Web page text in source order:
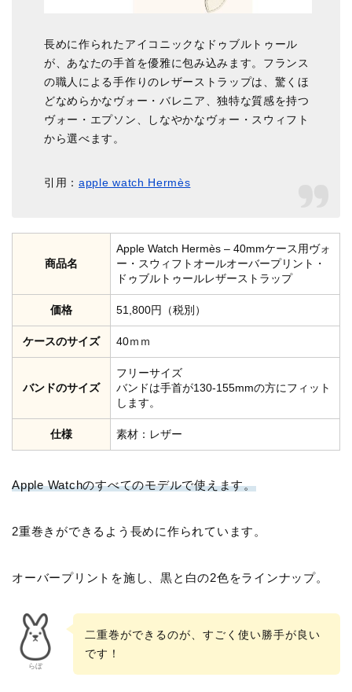
長めに作られたアイコニックなドゥブルトゥール
が、あなたの手首を優雅に包み込みます。フランス
の職人による手作りのレザーストラップは、驚くほ
どなめらかなヴォー・バレニア、独特な質感を持つ
ヴォー・エプソン、しなやかなヴォー・スウィフト
から選べます。
引用：apple watch Hermès
商品名
Apple Watch Hermès – 40mmケース用ヴォ
ー・スウィフトオールオーバープリント・
ドゥブルトゥールレザーストラップ
価格 51,800円（税別）
ケースのサイズ 40ｍｍ
バンドのサイズ
フリーサイズ
バンドは手首が130-155mmの方にフィット
します。
仕様 素材：レザー
Apple Watchのすべてのモデルで使えます。
2重巻きができるよう長めに作られています。
オーバープリントを施し、黒と白の2色をラインナップ。
らぼ
二重巻ができるのが、すごく使い勝手が良い
です！